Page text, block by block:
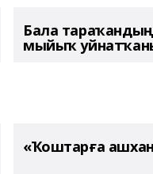
Бала тараҡандың
мыйыҡ
«Ҡоштарға